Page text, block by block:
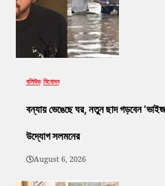
বলিউড বিনোদন
বন্যায় ভেঙেছে ঘর, নতুন ছাদ গড়বেন
উদ্যোগ সলমনের
August 6, 2026